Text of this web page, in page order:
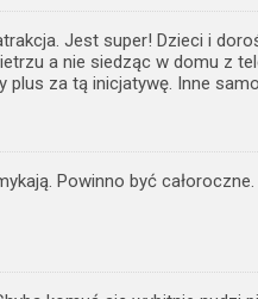
Jest super! Dzieci i
a nie siedząc w domu z
plus za tą inicjatywę. Inne
Powinno być całoroczne.